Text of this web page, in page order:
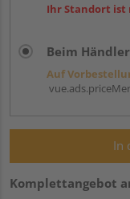
Ihr Standort
Beim
Auf
In
Komplettangebot